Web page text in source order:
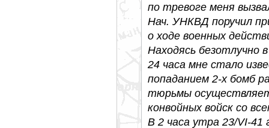
по тревоге меня
Нач. УНКВД поручил
о ходе военных
Находясь безотлучно
24 часа мне стало
попаданием 2-х бомб
тюрьмы
конвойных войск со
В 2 часа утра 23/VI-41